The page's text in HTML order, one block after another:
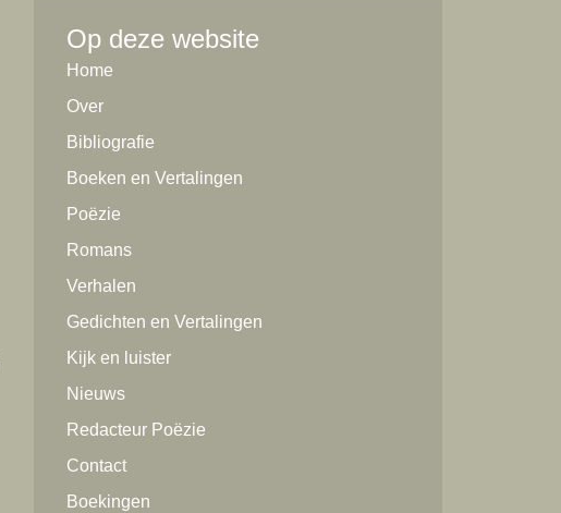
Op deze website
Home
Over
Bibliografie
Boeken en Vertalingen
Poëzie
Romans
Verhalen
Gedichten en Vertalingen
Kijk en luister
Nieuws
Redacteur Poëzie
Contact
Boekingen